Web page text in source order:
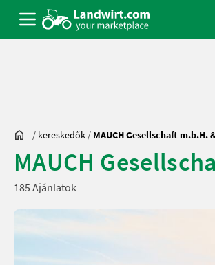
/ kereskedők / MAUCH Gesellschaft m.b.H.
MAUCH
185 Ajánlatok